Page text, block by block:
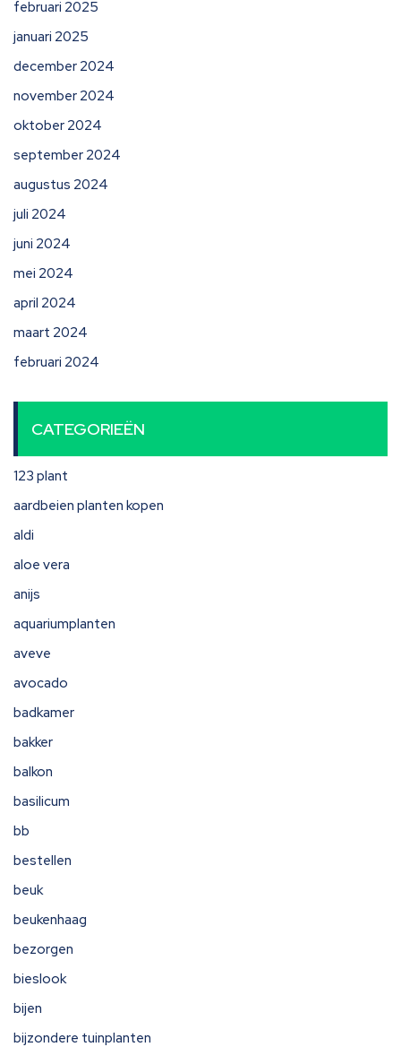
februari 2025
januari 2025
december 2024
november 2024
oktober 2024
september 2024
augustus 2024
juli 2024
juni 2024
mei 2024
april 2024
maart 2024
februari 2024
CATEGORIEËN
123 plant
aardbeien planten kopen
aldi
aloe vera
anijs
aquariumplanten
aveve
avocado
badkamer
bakker
balkon
basilicum
bb
bestellen
beuk
beukenhaag
bezorgen
bieslook
bijen
bijzondere tuinplanten